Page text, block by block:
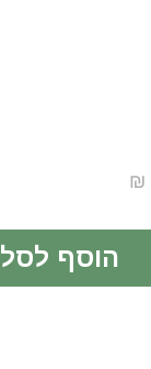
₪
הוסף לסל